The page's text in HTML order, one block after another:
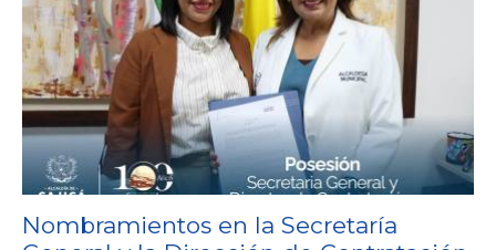
Nombramientos en la Secretaría